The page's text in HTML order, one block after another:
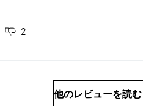
2
他のレビューを読む